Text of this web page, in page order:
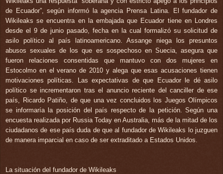
de Ecuador”, según informó la agencia Prensa Latina. El fundador de
Wikileaks se encuentra en la embajada que Ecuador tiene en Londres
desde el 9 de junio pasado, fecha en la cual formalizó su solicitud de
asilo político al país latinoamericano. Assange niega los presuntos
abusos sexuales de los que es sospechoso en Suecia, asegura que
fueron relaciones consentidas que mantuvo con dos mujeres en
Estocolmo en el verano de 2010 y alega que esas acusaciones tienen
motivaciones políticas. Las expectativas de que Ecuador le dé asilo
político se incrementaron tras el anuncio reciente del canciller de ese
país, Ricardo Patiño, de que una vez concluidos los Juegos Olímpicos
se informaría la posición del país respecto de la petición. Según una
encuesta realizada por Russia Today en Australia, más de la mitad de los
ciudadanos de ese país duda de que al fundador de Wikileaks lo juzguen
de manera imparcial en caso de ser extraditado a Estados Unidos.
La situación del fundador de Wikileaks